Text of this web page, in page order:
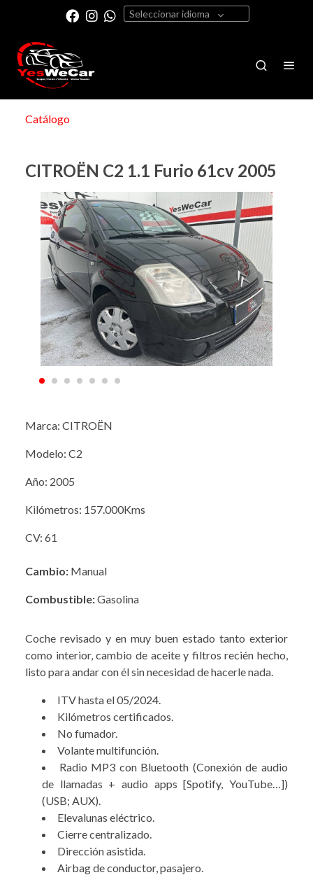
Seleccionar idioma
Catálogo
CITROËN C2 1.1 Furio 61cv 2005
Marca: CITROËN
Modelo: C2
Año: 2005
Kilómetros: 157.000Kms
CV: 61
Cambio: Manual
Combustible:Gasolina
Coche revisado y en muy buen estado tanto exterior
como interior, cambio de aceite y filtros recién hecho,
listo para andar con él sin necesidad de hacerle nada.
ITV hasta el 05/2024.
Kilómetros certificados.
No fumador.
Volante multifunción.
Radio MP3 con Bluetooth (Conexión de audio
de llamadas + audio apps [Spotify, YouTube…])
(USB; AUX).
Elevalunas eléctrico.
Cierre centralizado.
Dirección asistida.
Airbag de conductor, pasajero.